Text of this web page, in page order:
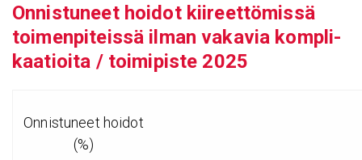
Onnis­tu­neet hoidot kiireet­tö­missä
toimen­pi­teissä ilman vakavia kompli­
kaa­tioita / toimi­piste 2025
Onnistuneet hoidot
(%)